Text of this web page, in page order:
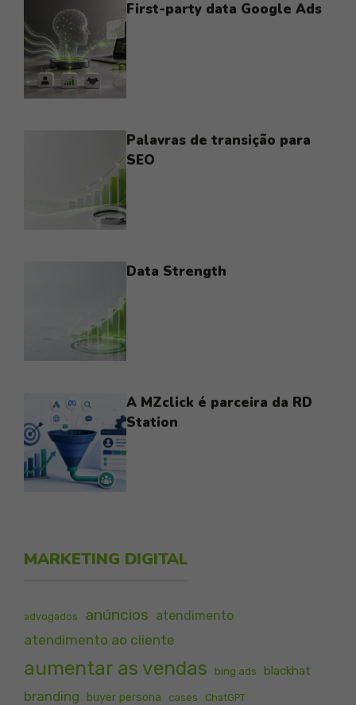
First-party data Google Ads
Palavras de transição para
SEO
Data Strength
A MZclick é parceira da RD
Station
MARKETING DIGITAL
advogados anúncios atendimento
atendimento ao cliente
aumentar as vendas bing ads blackhat
branding buyer persona cases ChatGPT